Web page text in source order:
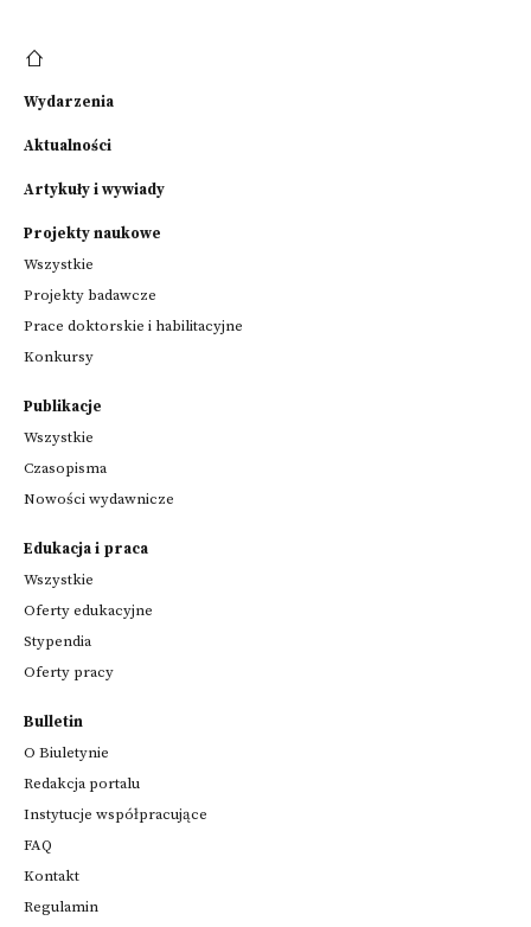
Wydarzenia
Aktualności
Artykuły i wywiady
Projekty naukowe
Wszystkie
Projekty badawcze
Prace doktorskie i habilitacyjne
Konkursy
Publikacje
Wszystkie
Czasopisma
Nowości wydawnicze
Edukacja i praca
Wszystkie
Oferty edukacyjne
Stypendia
Oferty pracy
Bulletin
O Biuletynie
Redakcja portalu
Instytucje współpracujące
FAQ
Kontakt
Regulamin